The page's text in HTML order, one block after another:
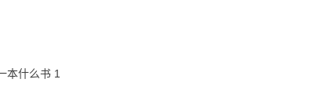
本什么书 1